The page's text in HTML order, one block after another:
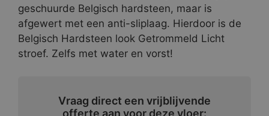
geschuurde Belgisch hardsteen, maar is
afgewert met een anti-sliplaag. Hierdoor is de
Belgisch Hardsteen look Getrommeld Licht
stroef. Zelfs met water en vorst!
Vraag direct een vrijblijvende
offerte aan voor deze vloer: